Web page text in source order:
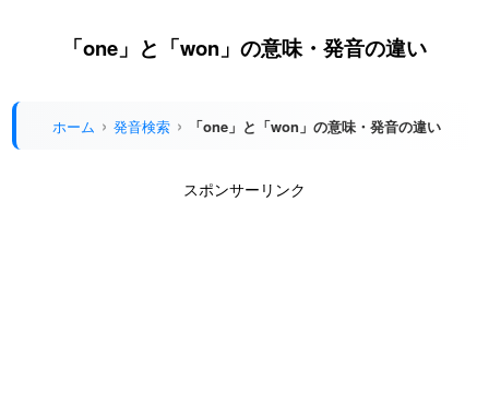
「one」と「won」の意味・発音の違い
ホーム 発音検索 「one」と「won」の意味・発音の違い
スポンサーリンク